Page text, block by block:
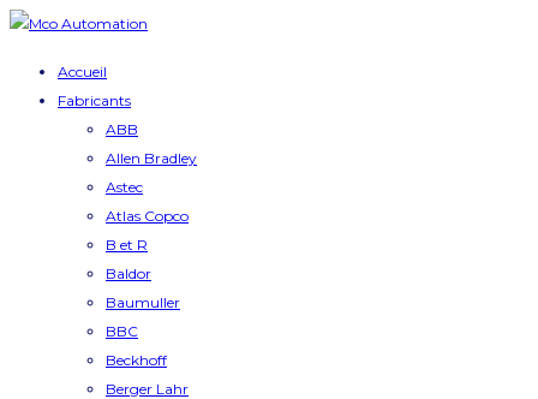
Accueil
Fabricants
ABB
Allen Bradley
Astec
Atlas Copco
B et R
Baldor
Baumuller
BBC
Beckhoff
Berger Lahr